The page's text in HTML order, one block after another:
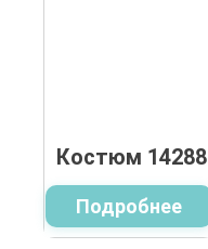
Костюм 14288
Подробнее